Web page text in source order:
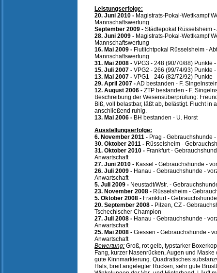
Leistungserfolge:
20. Juni 2010 - Magistrats-Pokal-Wettkampf
Mannschaftswertung
September 2009 - Städtepokal Rüsselsheim
28. Juni 2009 - Magistrats-Pokal-Wettkampf
Mannschaftswertung
16. Mai 2009 - Flutlichtpokal Rüsselsheim -
Mannschaftswertung
31. Mai 2008 - VPG3 - 248 (90/70/88) Punkte
15. Juli 2007 - VPG2 - 266 (99/74/93) Punkte
13. Mai 2007 - VPG1 - 246 (82/72/92) Punkte
29. April 2007 -AD bestanden - F.
12. August 2006 - ZTP bestanden - F.
Beschreibung der Wesensüberprüfung:
Biß, voll belastbar, läßt ab, belästigt. Flucht in
anschließend ruhig.
13. Mai 2006 - BH bestanden - U. Horst
Ausstellungserfolge:
6. November 2011 - Prag - Gebrauchshunde
30. Oktober 2011 - Rüsselsheim -
31. Oktober 2010 - Frankfurt -
Anwartschaft
27. Juni 2010 - Kassel - Gebrauchshunde -
26. Juli 2009 - Hanau - Gebrauchshunde -
Anwartschaft
5. Juli 2009 - Neustadt/Wstr. -
23. November 2008 - Rüsselsheim -
5. Oktober 2008 - Frankfurt -
20. September 2008 - Pilzen, CZ -
Tschechischer Champion
27. Juli 2008 - Hanau - Gebrauchshunde -
Anwartschaft
25. Mai 2008 - Giessen - Gebrauchshunde -
Anwartschaft
Bewertung: Groß, rot gelb, typstarker
Fang, kurzer Nasenrücken, Augen und
gute Kinnmarkierung. Quadratisches
Hals, breit angelegter Rücken, sehr gute